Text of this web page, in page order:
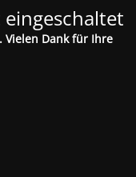
Vielen Dank für Ihre